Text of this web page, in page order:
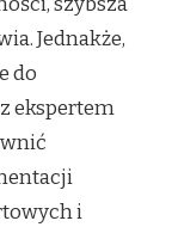
Jednakże,
do
ekspertem
i